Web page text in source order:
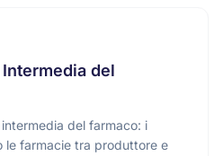
del
del farmaco: i
le farmacie tra produttore e